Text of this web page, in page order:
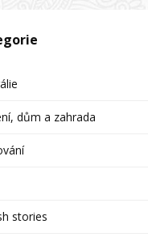
dům a zahrada
stories